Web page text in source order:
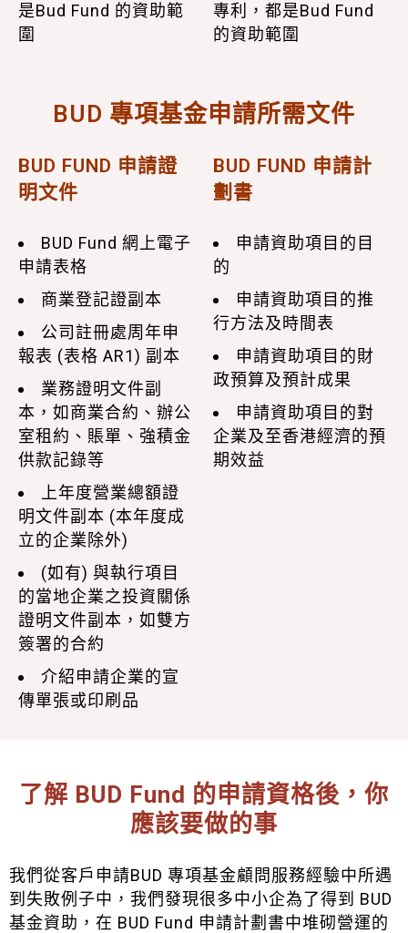
是Bud Fund 的資助範
圍
專利，都是Bud Fund
的資助範圍
BUD 專項基金申請所需文件
BUD FUND 申請證
明文件
BUD Fund 網上電子
申請表格
商業登記證副本
公司註冊處周年申
報表 (表格 AR1) 副本
業務證明文件副
本，如商業合約、辦公
室租約、賬單、強積金
供款記錄等
上年度營業總額證
明文件副本 (本年度成
立的企業除外)
(如有) 與執行項目
的當地企業之投資關係
證明文件副本，如雙方
簽署的合約
介紹申請企業的宣
傳單張或印刷品
BUD FUND 申請計
劃書
申請資助項目的目
的
申請資助項目的推
行方法及時間表
申請資助項目的財
政預算及預計成果
申請資助項目的對
企業及至香港經濟的預
期效益
了解 BUD Fund 的申請資格後，你
應該要做的事
我們從客戶申請BUD 專項基金顧問服務經驗中所遇
到失敗例子中，我們發現很多中小企為了得到 BUD
基金資助，在 BUD Fund 申請計劃書中堆砌營運的